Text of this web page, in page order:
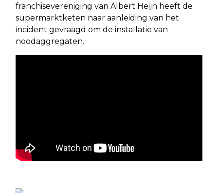
franchisevereniging van Albert Heijn heeft de
supermarktketen naar aanleiding van het
incident gevraagd om de installatie van
noodaggregaten.